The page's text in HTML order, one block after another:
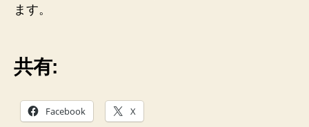
ます。
共有:
Facebook X